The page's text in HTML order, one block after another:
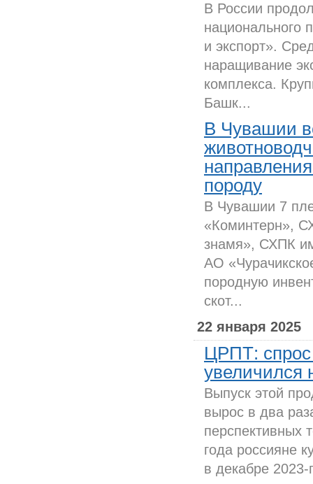
В России
национального
и экспорт».
наращивание
комплекса.
Башк...
В Чувашии
породу
В Чувашии 7
«Коминтерн»,
знамя», СХПК
АО
породную
скот...
22 января 2025
ЦРПТ: спрос
увеличился
Выпуск этой
вырос в два
перспективных
года россияне
в декабре